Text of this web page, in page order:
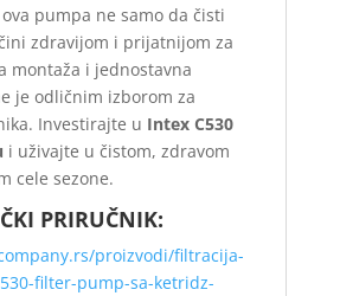
pumpa ne samo da čisti
zdravijom i prijatnijom za
montaža i jednostavna
je odličnim izborom za
Investirajte u Intex C530
i uživajte u čistom, zdravom
cele sezone.
PRIRUČNIK:
proizvodi/filtracija-
filter-pump-sa-ketridz-